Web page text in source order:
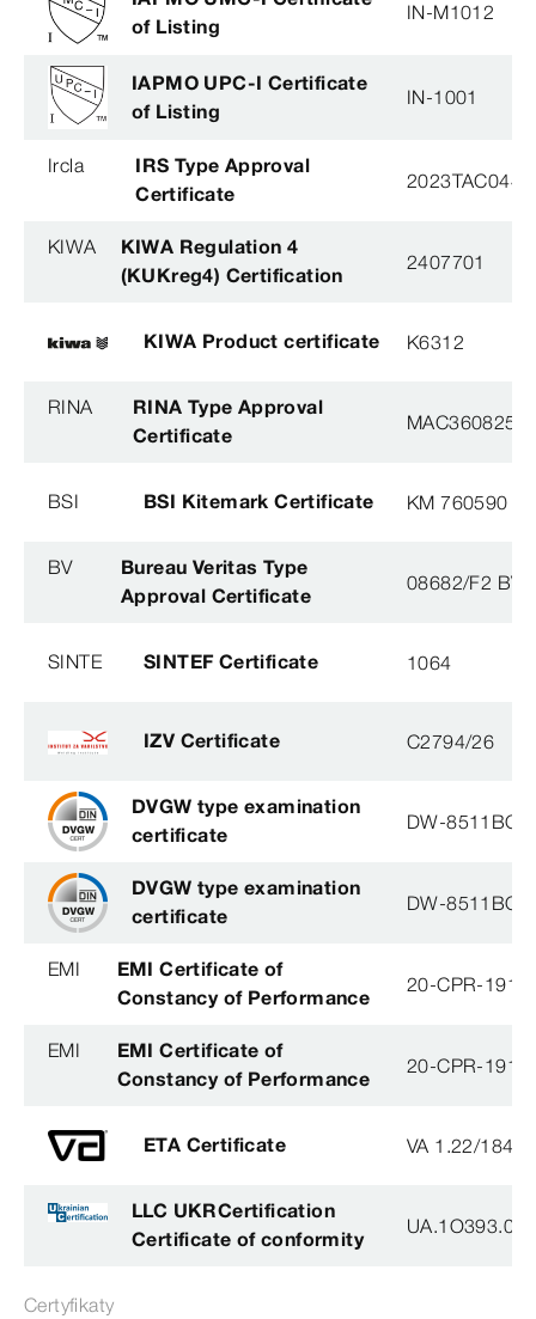
of Listing
IN-M1012
IAPMO UPC-I Certificate
of Listing
IN-1001
Ircla
IRS Type Approval
Certificate
2023TAC044
KIWA
KIWA Regulation 4
(KUKreg4) Certification
2407701
KIWA Product certificate K6312
RINA
RINA Type Approval
Certificate
BSI BSI Kitemark Certificate KM 760590
BV
Bureau Veritas Type
Approval Certificate
08682/F2 BV
SINTE SINTEF Certificate 1064
IZV Certificate C2794/26
DVGW type examination
certificate
DW-
DVGW type examination
certificate
DW-
EMI
EMI Certificate of
Constancy of Performance
20-CPR-191-
EMI
EMI Certificate of
Constancy of Performance
20-CPR-191-
ETA Certificate VA 1.22/18407
LLC UKRCertification
Certificate of conformity
Certyfikaty